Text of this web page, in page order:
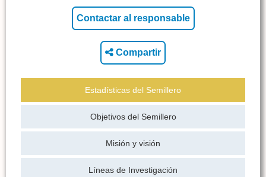
Compartir
Estadísticas del Semillero
Objetivos del Semillero
Misión y visión
Líneas de Investigación